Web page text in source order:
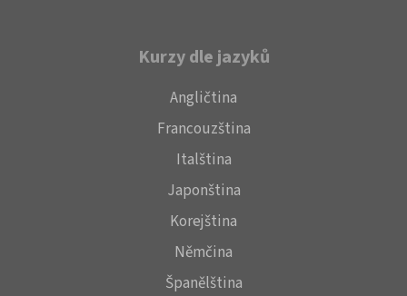
Kurzy dle jazyků
Angličtina
Francouzština
Italština
Japonština
Korejština
Němčina
Španělština